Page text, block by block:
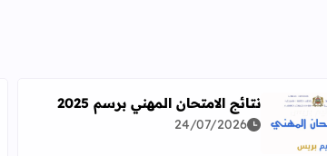
المهنية وفق آخر توصيف
اقرأ المزيد عن نتائج الامتحان المهني برسم 2025
نتائج الامتحان المهني برسم 2025
24/07/2026